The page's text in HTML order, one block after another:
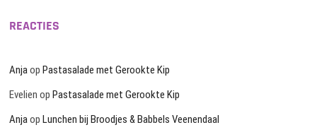
REACTIES
AnjaopPastasalade met Gerookte Kip
Evelien opPastasalade met Gerookte Kip
AnjaopLunchen bij Broodjes & Babbels Veenendaal